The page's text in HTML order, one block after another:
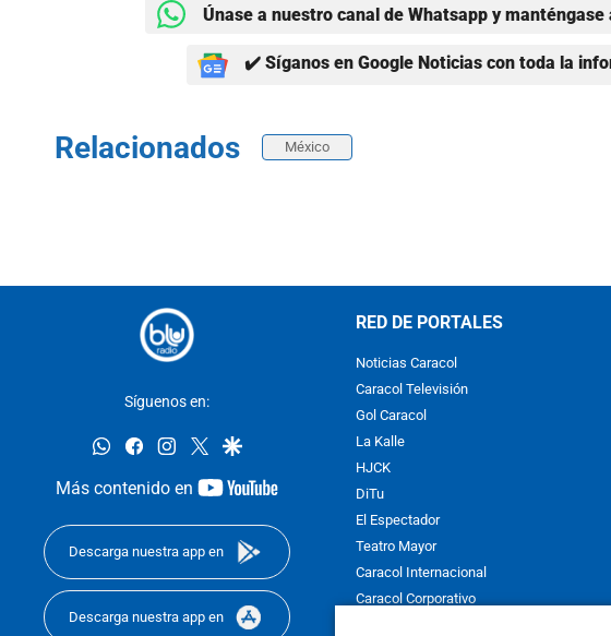
Únase a nuestro canal de Whatsapp y
✔️ Síganos en Google Noticias con toda la
Relacionados México
Síguenos en:
whatsappfacebookinstagram
twittergoogle
Más contenido en
youtube-
Descarga nuestra app en
Descarga nuestra app en
RED DE PORTALES
Noticias Caracol
Caracol Televisión
Gol Caracol
La Kalle
HJCK
DiTu
El Espectador
Teatro Mayor
Caracol Internacional
Caracol Corporativo